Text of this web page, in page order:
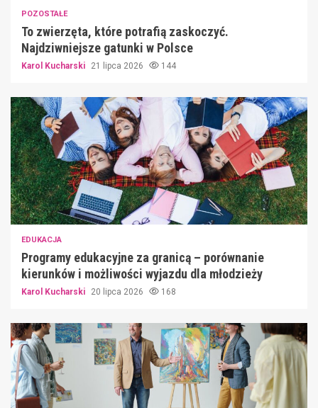
POZOSTAŁE
To zwierzęta, które potrafią zaskoczyć.
Najdziwniejsze gatunki w Polsce
Karol Kucharski 21 lipca 2026 144
EDUKACJA
Programy edukacyjne za granicą – porównanie
kierunków i możliwości wyjazdu dla młodzieży
Karol Kucharski 20 lipca 2026 168